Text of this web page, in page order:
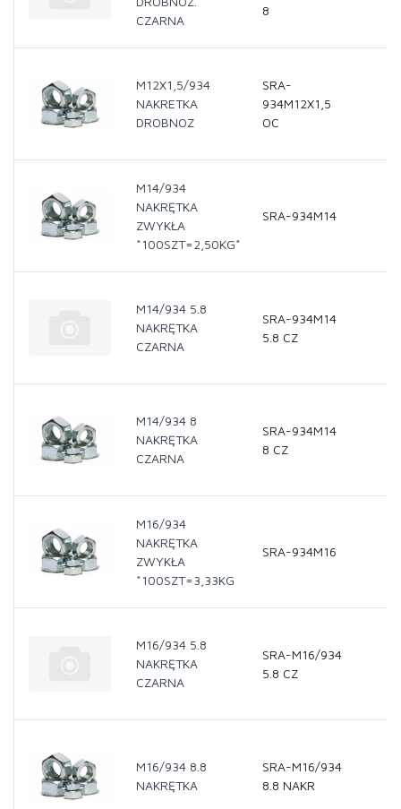
CZARNA
8
M12X1,5/934
NAKRETKA
DROBNOZ
SRA-
934M12X1,5
OC
M14/934
NAKRĘTKA
ZWYKŁA
*100SZT=2,50KG*
SRA-934M14
M14/934 5.8
NAKRĘTKA
CZARNA
SRA-934M14
5.8 CZ
M14/934 8
NAKRĘTKA
CZARNA
SRA-934M14
8 CZ
M16/934
NAKRĘTKA
ZWYKŁA
*100SZT=3,33KG
SRA-934M16
M16/934 5.8
NAKRĘTKA
CZARNA
SRA-M16/934
5.8 CZ
M16/934 8.8
NAKRĘTKA
SRA-M16/934
8.8 NAKR